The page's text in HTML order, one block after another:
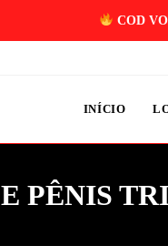
COD
INÍCIO
PÊNIS